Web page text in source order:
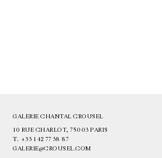
GALERIE CHANTAL CROUSEL
10 RUE CHARLOT, 75003 PARIS
T. +33 1 42 77 38 87
GALERIE@CROUSEL.COM